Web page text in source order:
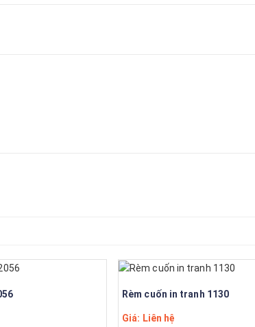
Rèm cuốn in tranh 1130
Giá: Liên hệ